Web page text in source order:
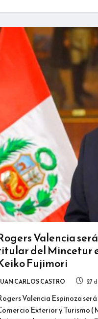
Valencia
del Mincetur
Fujimori
CARLOS CASTRO 27
Valencia Espinoza
Exterior y Turismo